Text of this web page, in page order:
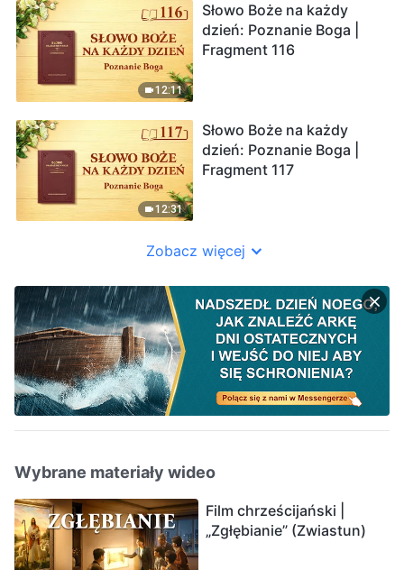
12:11
Słowo Boże na każdy
dzień: Poznanie Boga |
Fragment 116
12:31
Słowo Boże na każdy
dzień: Poznanie Boga |
Fragment 117
Zobacz więcej
Wybrane materiały wideo
Film chrześcijański |
„Zgłębianie” (Zwiastun)